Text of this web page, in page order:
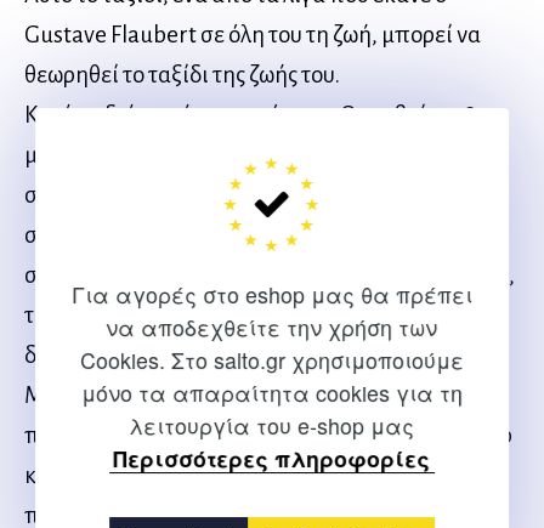
Για αγορές στο eshop μας θα πρέπει
να αποδεχθείτε την χρήση των
Cookies. Στο salto.gr χρησιμοποιούμε
μόνο τα απαραίτητα cookies για τη
λειτουργία του e-shop μας
Περισσότερες πληροφορίες
Gustave Flaubert σε όλη του τη ζωή, μπορεί να
θεωρηθεί το ταξίδι της ζωής του.
Κατά τη διάρκειά της, από τις 22 Οκτωβρίου 1849,
μια Δευτέρα που φανταζόμαστε βροχερή και
σκοτεινή, την ημέρα της αναχώρησής του από το
σπίτι του στο Κρουασέ, όχι μακριά από τη Ρουέν,
στη Νορμανδία, μέχρι περίπου τις 15 Ιουνίου 1851,
την ημερομηνία της επιστροφής του. στο Παρίσι,
δηλαδή δέκα -εννιά μήνες.
Με προορισμό: την Ανατολή, αυτή την Ανατολή
που ονειρευόταν από την εφηβεία του ο Φλομπέρ
και την οποία τοποθέτησε στην καρδιά των
πρώτων του γραπτών. Στη Συναισθηματική